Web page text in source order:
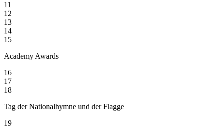
11
12
13
14
15
Academy Awards
16
17
18
Tag der Nationalhymne und der Flagge
19